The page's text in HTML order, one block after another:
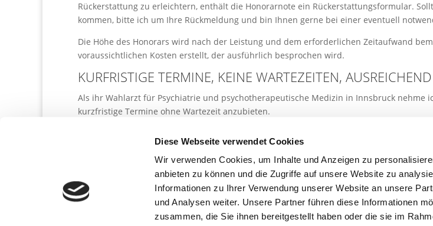
Diese Webseite verwendet Cookies
Wir verwenden Cookies, um Inhalte und Anzeigen zu
anbieten zu können und die Zugriffe auf unsere Website zu
Informationen zu Ihrer Verwendung unserer Website an unsere
und Analysen weiter. Unsere Partner führen diese Informationen
zusammen, die Sie ihnen bereitgestellt haben oder die sie im
Rückerstattung zu erleichtern, enthält die Honorarnote ein Rückerstattungsformular.
kommen, bitte ich um Ihre Rückmeldung und bin Ihnen gerne bei einer eventuell
Die Höhe des Honorars wird nach der Leistung und dem erforderlichen Zeitaufwand
voraussichtlichen Kosten erstellt, der ausführlich besprochen wird.
KURFRISTIGE TERMINE, KEINE WARTEZEITEN,
Als ihr Wahlarzt für Psychiatrie und psychotherapeutische Medizin in Innsbruck nehme
kurzfristige Termine ohne Wartezeit anzubieten.
Ich bitte Sie im Falle einer Terminabsage diese spätestens 2 Werktage vorher
© 2016 - 2025 |Datenschutz|Impressum Dr. Thomas Post |